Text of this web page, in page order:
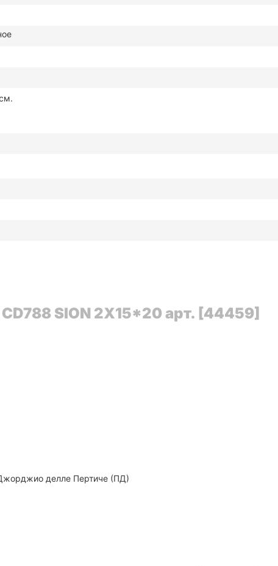
SION 2X15*20 арт. [44459]
делле Пертиче (ПД)